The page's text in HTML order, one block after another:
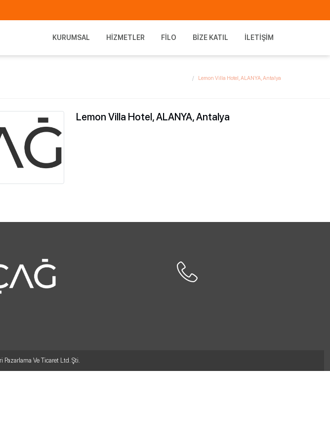
KURUMSAL HIZMETLER FILO BIZE KATIL İLETIŞIM
Lemon Villa Hotel, ALANYA, Antalya
Lemon Villa Hotel, ALANYA, Antalya
Pazarlama Ve Ticaret Ltd. Şti.